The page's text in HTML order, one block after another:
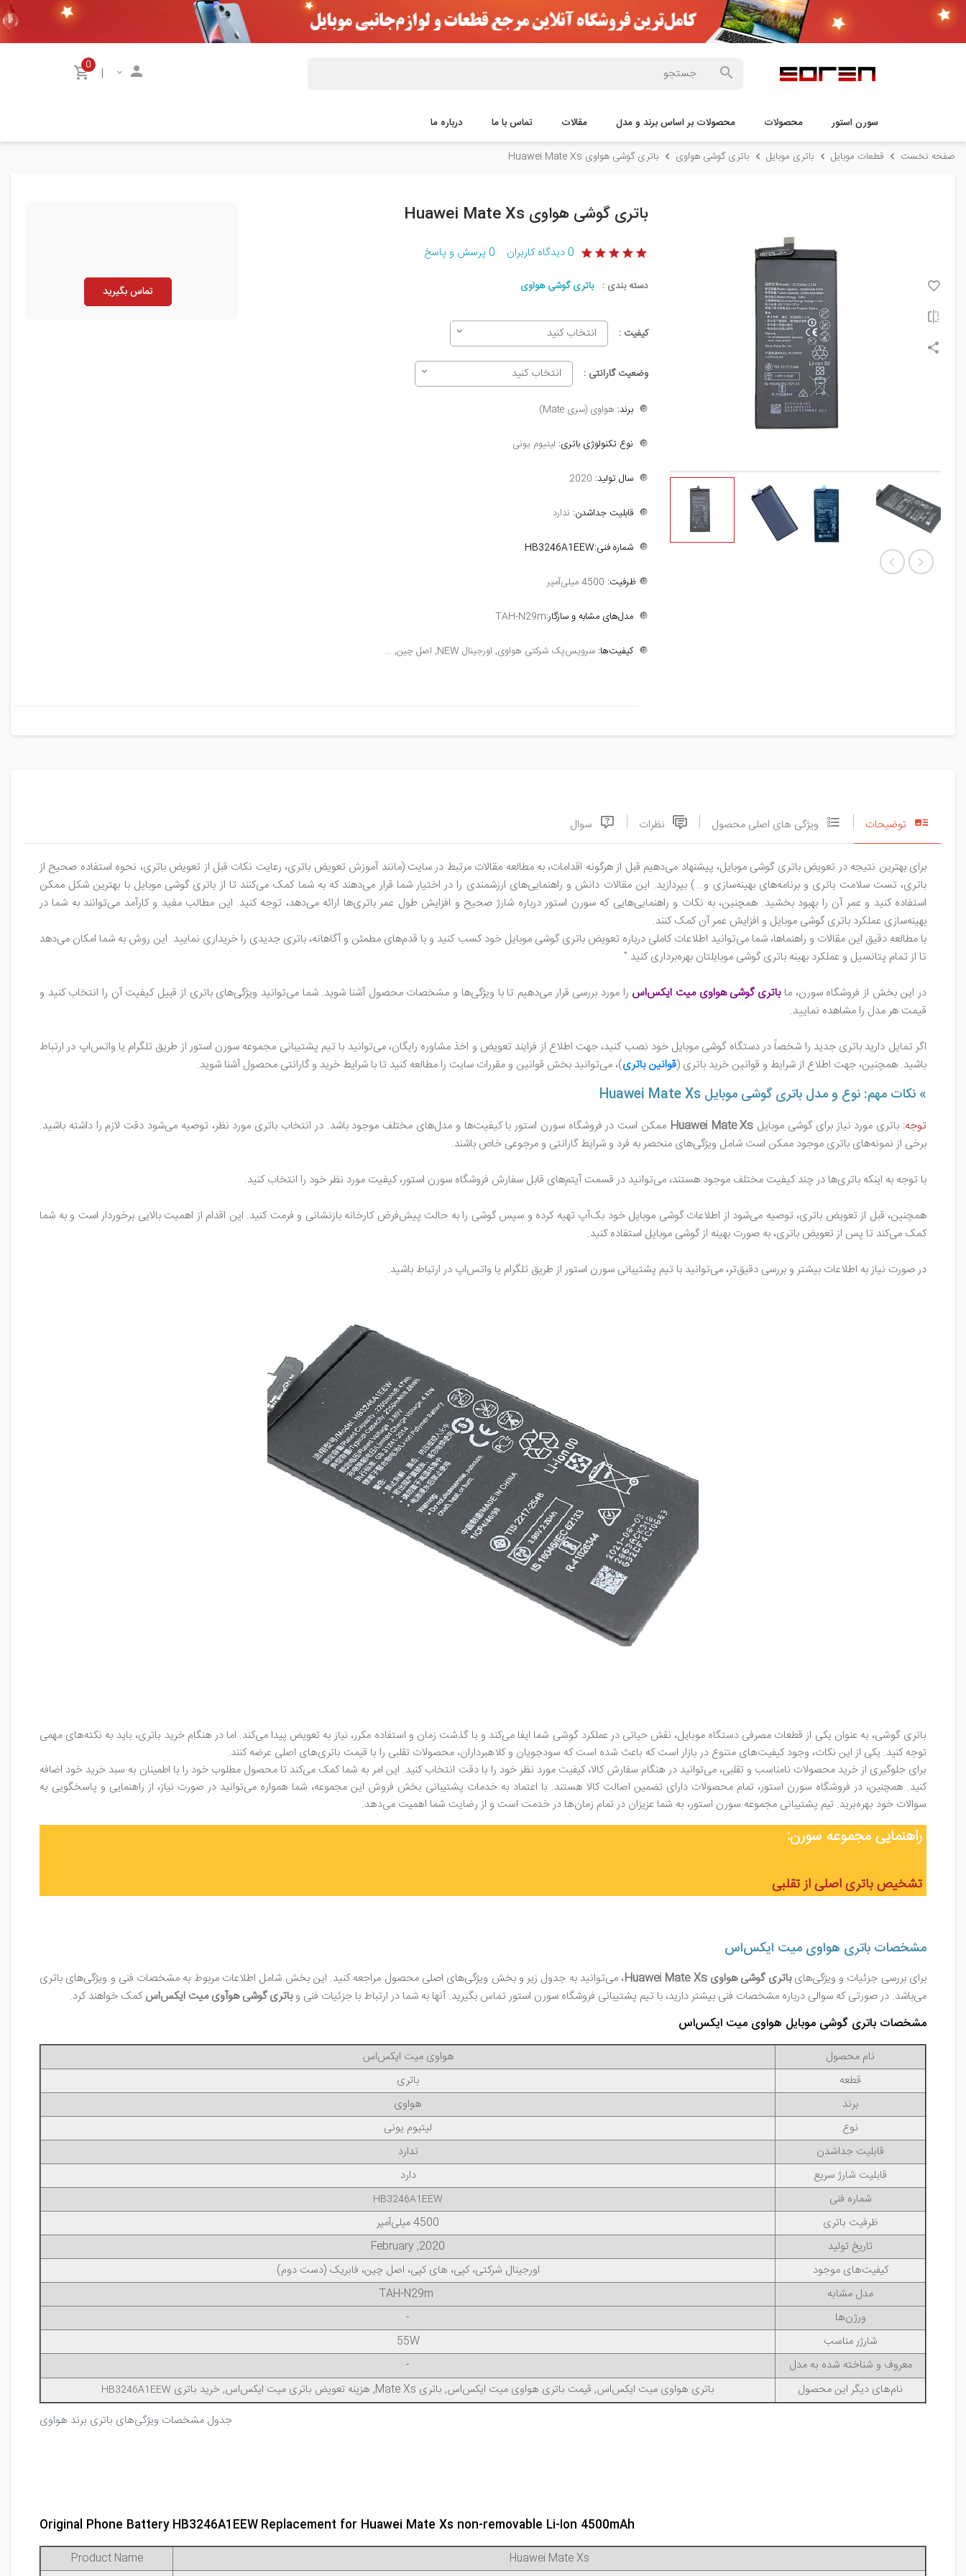
|
0
سورن استور محصولات محصولات بر اساس برند و مدل مقالات تماس با ما درباره ما
صفحه نخست قطعات موبایل باتری موبایل باتری گوشی هواوی باتری گوشی هواوی Huawei Mate Xs
باتری گوشی هواوی Huawei Mate Xs
0دیدگاه کاربران 0 پرسش و پاسخ
دسته بندی : باتری گوشی هواوی
کیفیت : انتخاب کنید
وضعیت گارانتی : انتخاب کنید
🔘برند: هواوی (سری Mate)
🔘 نوع تکنولوژی باتری: لیتیوم یونی
🔘سال تولید:
🔘قابلیت جداشدن: ندارد
🔘شماره فنی:HB3246A1EEW
🔘ظرفیت:
🔘مدل‌های مشابه و سازگار:TAH-N29m
🔘کیفیت‌ها: سرویس‌پک شرکتی هواوی, اورجینال NEW, اصل چین, ...
تماس بگیرید
توضیحات ویژگی های اصلی محصول نظرات سوال
برای بهترین نتیجه در تعویض باتری گوشی موبایل، پیشنهاد می‌دهیم قبل از هرگونه اقدامات، به مطالعه مقالات مرتبط در سایت (مانند آموزش تعویض باتری، رعایت نکات قبل از تعویض باتری، نحوه استفاده صحیح از
باتری، تست سلامت باتری و برنامه‌های بهینه‌سازی و...) بپردازید. این مقالات دانش و راهنمایی‌های ارزشمندی را در اختیار شما قرار می‌دهند که به شما کمک می‌کنند تا از باتری گوشی موبایل با بهترین شکل ممکن
استفاده کنید و عمر آن را بهبود بخشید. همچنین، به نکات و راهنمایی‌هایی که سورن استور درباره شارژ صحیح و افزایش طول عمر باتری‌ها ارائه می‌دهد، توجه کنید. این مطالب مفید و کارآمد می‌توانند به شما در
بهینه‌سازی عملکرد باتری گوشی موبایل و افزایش عمر آن کمک کنند.
با مطالعه دقیق این مقالات و راهنماها، شما می‌توانید اطلاعات کاملی درباره تعویض باتری گوشی موبایل خود کسب کنید و با قدم‌های مطمئن و آگاهانه، باتری جدیدی را خریداری نمایید. این روش به شما امکان می‌دهد
تا از تمام پتانسیل و عملکرد بهینه باتری گوشی موبایلتان بهره‌برداری کنید."
در این بخش از فروشگاه سورن، ماباتری گوشی هواوی میت ایکس‌اس را مورد بررسی قرار می‌دهیم تا با ویژگی‌ها و مشخصات محصول آشنا شوید. شما می‌توانید ویژگی‌های باتری از قبیل کیفیت آن را انتخاب کنید و
قیمت هر مدل را مشاهده نمایید.
اگر تمایل دارید باتری جدید را شخصاً در دستگاه گوشی موبایل خود نصب کنید، جهت اطلاع از فرایند تعویض و اخذ مشاوره رایگان، می‌توانید با تیم پشتیبانی مجموعه سورن استور از طریق تلگرام یا واتس‌اپ در ارتباط
باشید. همچنین، جهت اطلاع از شرایط و قوانین خرید باتری (قوانین باتری)، می‌توانید بخش قوانین و مقررات سایت را مطالعه کنید تا با شرایط خرید و گارانتی محصول آشنا شوید.
» نکات مهم: نوع و مدل باتری گوشی موبایل Huawei Mate Xs
توجه: باتری مورد نیاز برای گوشی موبایل Huawei Mate Xs ممکن است در فروشگاه سورن استور با کیفیت‌ها و مدل‌های مختلف موجود باشد. در انتخاب باتری مورد نظر، توصیه می‌شود دقت لازم را داشته باشید.
برخی از نمونه‌های باتری موجود ممکن است شامل ویژگی‌های منحصر به فرد و شرایط گارانتی و مرجوعی خاص باشند.
با توجه به اینکه باتری‌ها در چند کیفیت مختلف موجود هستند، می‌توانید در قسمت آیتم‌های قابل سفارش فروشگاه سورن استور، کیفیت مورد نظر خود را انتخاب کنید.
همچنین، قبل از تعویض باتری، توصیه می‌شود از اطلاعات گوشی موبایل خود بک‌آپ تهیه کرده و سپس گوشی را به حالت پیش‌فرض کارخانه بازنشانی و فرمت کنید. این اقدام از اهمیت بالایی برخوردار است و به شما
کمک می‌کند تا پس از تعویض باتری، به صورت بهینه از گوشی موبایل استفاده کنید.
در صورت نیاز به اطلاعات بیشتر و بررسی دقیق‌تر، می‌توانید با تیم پشتیبانی سورن استور از طریق تلگرام یا واتس‌اپ در ارتباط باشید.
باتری گوشی، به عنوان یکی از قطعات مصرفی دستگاه موبایل، نقش حیاتی در عملکرد گوشی شما ایفا می‌کند و با گذشت زمان و استفاده مکرر، نیاز به تعویض پیدا می‌کند. اما در هنگام خرید باتری، باید به نکته‌های مهمی
توجه کنید. یکی از این نکات، وجود کیفیت‌های متنوع در بازار است که باعث شده است که سودجویان و کلاهبرداران، محصولات تقلبی را با قیمت باتری‌های اصلی عرضه کنند.
برای جلوگیری از خرید محصولات نامناسب و تقلبی، می‌توانید در هنگام سفارش کالا، کیفیت مورد نظر خود را با دقت انتخاب کنید. این امر به شما کمک می‌کند تا محصول مطلوب خود را با اطمینان به سبد خرید خود اضافه
کنید. همچنین، در فروشگاه سورن استور، تمام محصولات دارای تضمین اصالت کالا هستند. با اعتماد به خدمات پشتیبانی بخش فروش این مجموعه، شما همواره می‌توانید در صورت نیاز، از راهنمایی و پاسخگویی به
سوالات خود بهره‌برید. تیم پشتیبانی مجموعه سورن استور، به شما عزیزان در تمام زمان‌ها در خدمت است و از رضایت شما اهمیت می‌دهد.
راهنمایی مجموعه سورن:
تشخیص باتری اصلی از تقلبی
مشخصات باتری هواوی میت ایکس‌اس
برای بررسی جزئیات و ویژگی‌هایباتری گوشی هواوی Huawei Mate Xs
، می‌توانید به جدول زیر و بخش ویژگی‌های اصلی محصول مراجعه کنید. این بخش شامل اطلاعات مربوط به مشخصات فنی و ویژگی‌های باتری
می‌باشد. در صورتی که سوالی درباره مشخصات فنی بیشتر دارید، با تیم پشتیبانی فروشگاه سورن استور تماس بگیرید. آنها به شما در ارتباط با جزئیات فنی وباتری گوشی هوآوی میت ایکس‌اسکمک خواهند کرد.
مشخصات باتری گوشی موبایل هواوی میت ایکس‌اس
جدول مشخصات ویژگی‌های باتری برند هواوی
نام محصول
هواوی میت ایکس‌اس
قطعه
باتری
برند
هواوی
نوع
لیتیوم یونی
قابلیت جداشدن
ندارد
قابلیت شارژ سریع
دارد
شماره فنی
HB3246A1EEW
ظرفیت باتری
4500 میلی‌آمپر
تاریخ تولید
2020, February
کیفیت‌های موجود
اورجینال شرکتی، کپی، های کپی، اصل چین، فابریک (دست دوم)
مدل مشابه
ورژن‌ها
-
شارژر مناسب
55W
معروف و شناخته شده به مدل
-
نام‌های دیگر این محصول
باتری هواوی میت ایکس‌اس, قیمت باتری هواوی میت ایکس‌اس, باتری Mate Xs, هزینه تعویض باتری میت ایکس‌اس, خرید باتری HB3246A1EEW
Original Phone Battery HB3246A1EEWReplacement for Huawei Mate Xs non-removable Li-Ion 4500mAh
Product Name
Huawei Mate Xs